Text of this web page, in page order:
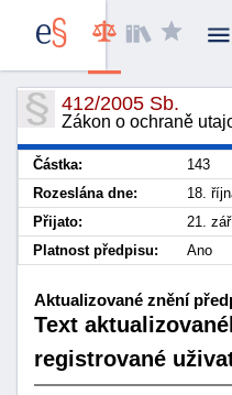
412/2005 Sb.
Zákon o ochraně
Částka: 143
Rozeslána dne:
18.
Přijato:
21.
Platnost předpisu:
Ano
Aktualizované znění
Text
registrované